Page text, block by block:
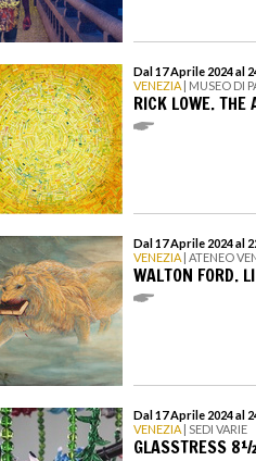
Dal 17 Aprile 2024 al
VENEZIA | MUSEO DI
RICK LOWE. THE
Dal 17 Aprile 2024 al
VENEZIA | ATENEO
WALTON FORD.
Dal 17 Aprile 2024 al
VENEZIA | SEDI VARIE
GLASSTRESS